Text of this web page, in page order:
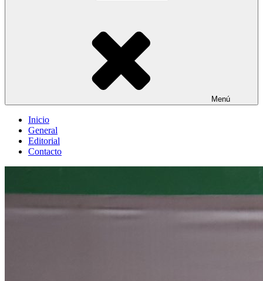
Menú
Inicio
General
Editorial
Contacto